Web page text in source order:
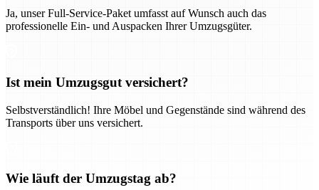
Ja, unser Full-Service-Paket umfasst auf Wunsch auch das
professionelle Ein- und Auspacken Ihrer Umzugsgüter.
Ist mein Umzugsgut versichert?
Selbstverständlich! Ihre Möbel und Gegenstände sind während des
Transports über uns versichert.
Wie läuft der Umzugstag ab?